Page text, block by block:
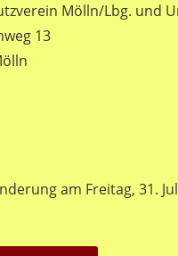
Mölln/Lbg. und
13
am Freitag, 31.